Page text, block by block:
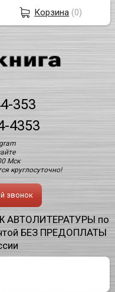
353
4353
Мск
круглосуточно!
звонок
АВТОЛИТЕРАТУРЫ по
БЕЗ ПРЕДОПЛАТЫ
Корзина (0)